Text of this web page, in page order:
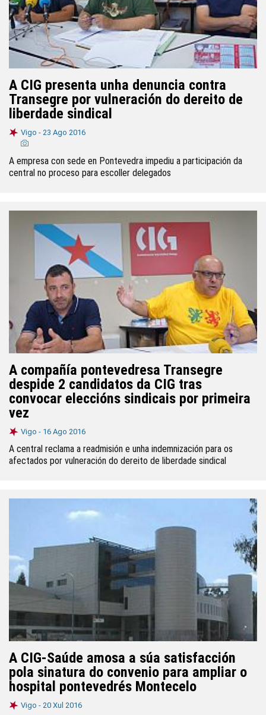
A CIG presenta unha denuncia contra
Transegre por vulneración do dereito de
liberdade sindical
Vigo - 23 Ago 2016
A empresa con sede en Pontevedra impediu a participación da
central no proceso para escoller delegados
A compañía pontevedresa Transegre
despide 2 candidatos da CIG tras
convocar eleccións sindicais por primeira
vez
Vigo - 16 Ago 2016
A central reclama a readmisión e unha indemnización para os
afectados por vulneración do dereito de liberdade sindical
A CIG-Saúde amosa a súa satisfacción
pola sinatura do convenio para ampliar o
hospital pontevedrés Montecelo
Vigo - 20 Xul 2016